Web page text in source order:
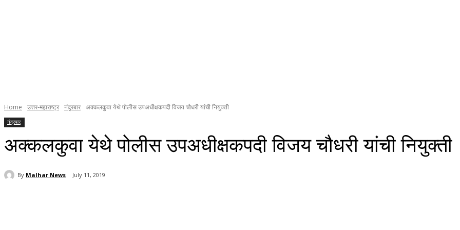
Home उत्तर-महाराष्ट्र नंदुरबार अक्कलकुवा येथे पोलीस उपअधीक्षकपदी विजय चौधरी यांची नियुक्ती
नंदुरबार
अक्कलकुवा येथे पोलीस उपअधीक्षकपदी विजय चौधरी यांची नियुक्ती
By Malhar News July 11, 2019